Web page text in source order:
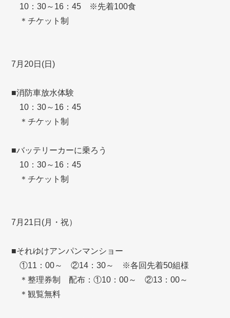
10：30～16：45 ※先着100食
＊チケット制
7月20日(日)
■消防車放水体験
10：30～16：45
＊チケット制
■バッテリーカーに乗ろう
10：30～16：45
＊チケット制
7月21日(月・祝）
■それゆけアンパンマンショー
①11：00～ ②14：30～ ※各回先着50組様
＊整理券制 配布：①10：00～ ②13：00～
＊観覧無料